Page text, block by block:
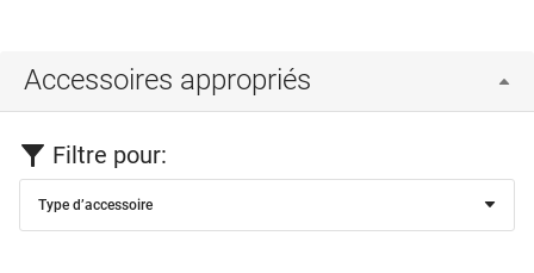
Accessoires appropriés
Filtre pour:
Type d’accessoire